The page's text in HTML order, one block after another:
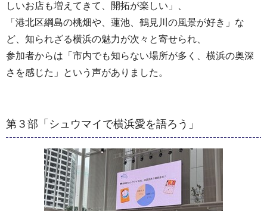
しいお店も増えてきて、開拓が楽しい」、
「港北区綱島の桃畑や、蓮池、鶴見川の風景が好き」な
ど、知られざる横浜の魅力が次々と寄せられ、
参加者からは「市内でも知らない場所が多く、横浜の奥深
さを感じた」という声がありました。
第３部「シュウマイで横浜愛を語ろう」